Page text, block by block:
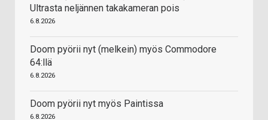
Ultrasta neljännen takakameran pois
6.8.2026
Doom pyörii nyt (melkein) myös Commodore
64:llä
6.8.2026
Doom pyörii nyt myös Paintissa
6.8.2026